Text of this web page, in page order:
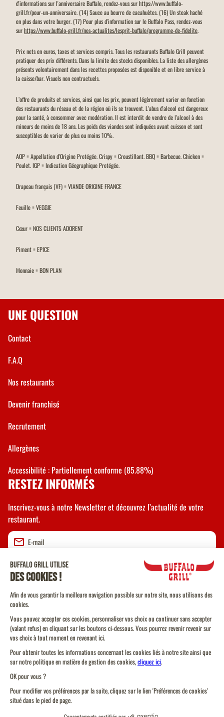
d'informations sur l'anniversaire Buffalo, rendez-vous sur https://www.buffalo-
grill.fr/pour-un-anniversaire. (14) Sauce au beurre de cacahuètes. (16) Un steak haché
en plus dans votre burger. (17) Pour plus d'information sur le Buffalo Pass, rendez-vous
surhttps://www.buffalo-grill.fr/nos-actualites/lesprit-buffalo/programme-de-fidelite.
Prix nets en euros, taxes et services compris. Tous les restaurants Buffalo Grill peuvent
pratiquer des prix différents. Dans la limite des stocks disponibles. La liste des allergènes
présents volontairement dans les recettes proposées est disponible et en libre service à
la caisse/bar. Visuels non contractuels.
L’offre de produits et services, ainsi que les prix, peuvent légèrement varier en fonction
des restaurants du réseau et de la région où ils se trouvent. L'abus d'alcool est dangereux
pour la santé, à consommer avec modération. Il est interdit de vendre de l'alcool à des
mineurs de moins de 18 ans. Les poids des viandes sont indiquées avant cuisson et sont
susceptibles de varier de plus ou moins 10%.
AOP = Appellation d'Origine Protégée. Crispy = Croustillant. BBQ = Barbecue. Chicken =
Poulet. IGP = Indication Géographique Protégée.
Drapeau français (VF) = VIANDE ORIGINE FRANCE
Feuille = VEGGIE
Cœur = NOS CLIENTS ADORENT
Piment = EPICE
Monnaie = BON PLAN
Toujours un
UNE QUESTION
Contact
F.A.Q
Nos restaurants
Devenir franchisé
Recrutement
Allergènes
Accessibilité : Partiellement conforme (85.88%)
RESTEZ INFORMÉS
Inscrivez-vous à notre Newsletter et découvrez l’actualité de votre
restaurant.
Valider
CGU
CGV Vente à emporter
CGU Programme de Fidélité
Politique Cookies
Protection des données personnelles
Plan du site
Toujours un